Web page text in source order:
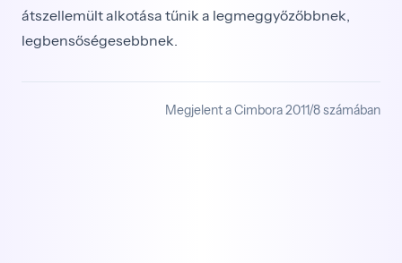
átszellemült alkotása tűnik a legmeggyőzőbbnek,
legbensőségesebbnek.
Megjelent a Cimbora 2011/8 számában